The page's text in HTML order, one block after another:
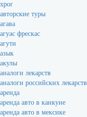
xpor
авторские туры
агава
агуас фрескас
агути
азык
акулы
аналоги лекарств
аналоги российских лекарств
аренда
аренда авто в канкуне
аренда авто в мексике